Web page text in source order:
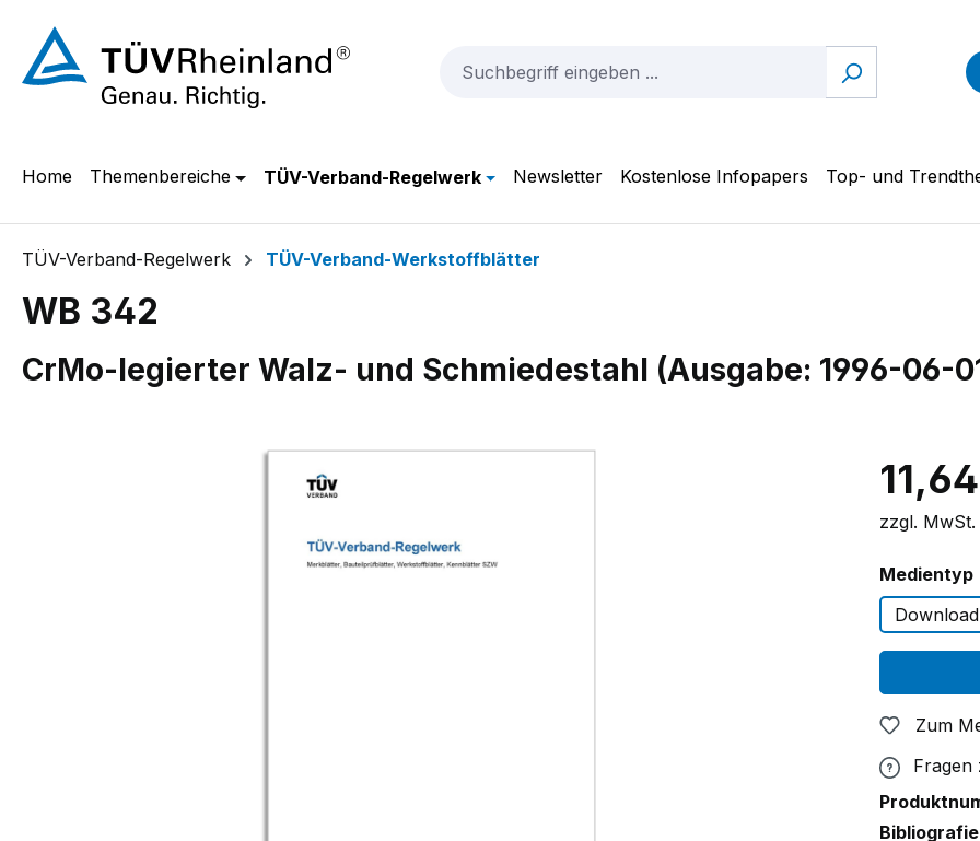
Hauptinhalt springen
Zur Suche springen
Zur Hauptnavigation springen
Home Themenbereiche TÜV-Verband-Regelwerk Newsletter Kostenlose Infopapers Top- und
TÜV-Verband-Regelwerk TÜV-Verband-Werkstoffblätter
WB 342
CrMo-legierter Walz- und Schmiedestahl (Ausgabe: 1996-06-
zzgl. MwSt.
Medientyp
Download
Zum
Fragen
Bibliografie